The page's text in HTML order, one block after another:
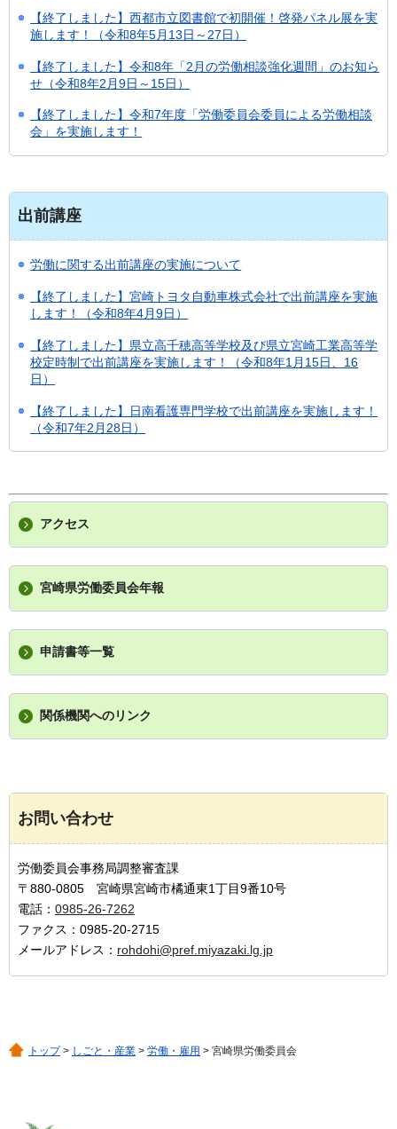
【終了しました】西都市立図書館で初開催！啓発パネル展を実
施します！（令和8年5月13日～27日）
【終了しました】令和8年「2月の労働相談強化週間」のお知ら
せ（令和8年2月9日～15日）
【終了しました】令和7年度「労働委員会委員による労働相談
会」を実施します！
出前講座
労働に関する出前講座の実施について
【終了しました】宮崎トヨタ自動車株式会社で出前講座を実施
します！（令和8年4月9日）
【終了しました】県立高千穂高等学校及び県立宮崎工業高等学
校定時制で出前講座を実施します！（令和8年1月15日、16
日）
【終了しました】日南看護専門学校で出前講座を実施します！
（令和7年2月28日）
アクセス
宮崎県労働委員会年報
申請書等一覧
関係機関へのリンク
お問い合わせ
労働委員会事務局調整審査課
〒880-0805 宮崎県宮崎市橘通東1丁目9番10号
電話： 0985-26-7262
ファクス：0985-20-2715
メールアドレス： rohdohi@pref.miyazaki.lg.jp
トップ> しごと・産業 > 労働・雇用 > 宮崎県労働委員会